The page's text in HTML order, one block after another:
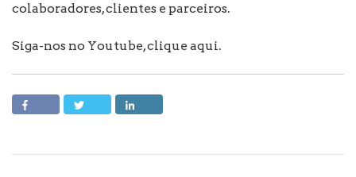
colaboradores, clientes e parceiros.
Siga-nos no Youtube, clique aqui.